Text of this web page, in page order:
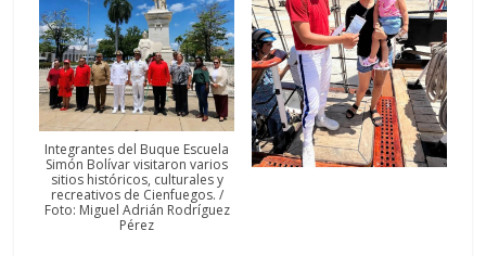
Integrantes del Buque Escuela
Simón Bolívar visitaron varios
sitios históricos, culturales y
recreativos de Cienfuegos. /
Foto: Miguel Adrián Rodríguez
Pérez